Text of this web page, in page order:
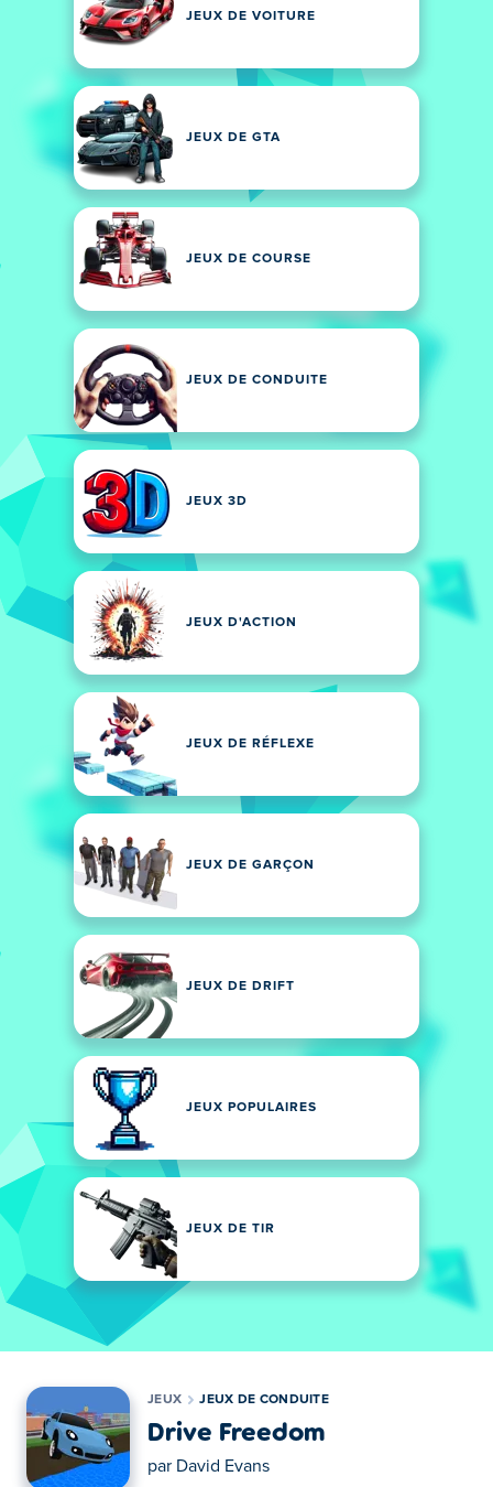
JEUX DE VOITURE
JEUX DE GTA
JEUX DE COURSE
JEUX DE CONDUITE
JEUX 3D
JEUX D'ACTION
JEUX DE RÉFLEXE
JEUX DE GARÇON
JEUX DE DRIFT
JEUX POPULAIRES
JEUX DE TIR
JEUX JEUX DE CONDUITE
Drive Freedom
par David Evans